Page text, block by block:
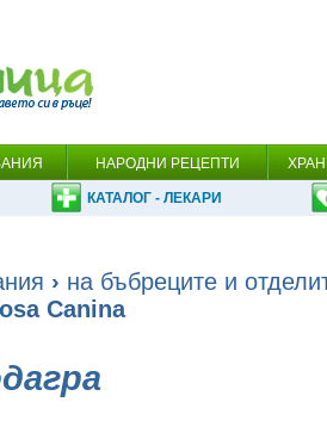
НАРОДНИ РЕЦЕПТИ
КАТАЛОГ - ЛЕКАРИ
› на бъбреците и
Canina